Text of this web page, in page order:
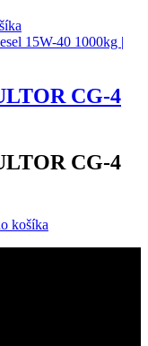
CG-4
CG-4
košíka